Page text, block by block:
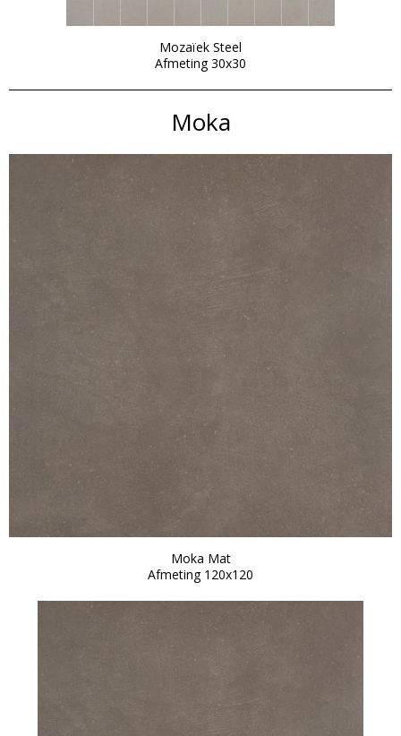
Mozaïek Steel
Afmeting 30x30
Moka
Moka Mat
Afmeting 120x120